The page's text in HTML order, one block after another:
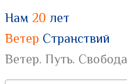
Нам 20 лет
Ветер Странствий
Ветер. Путь. Свобода